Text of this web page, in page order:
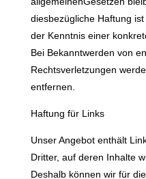
diesbezügliche Haftung
der Kenntnis einer
Bei Bekanntwerden von
Rechtsverletzungen
entfernen.
Haftung für Links
Unser Angebot enthält
Dritter, auf deren Inhalte
Deshalb können wir für